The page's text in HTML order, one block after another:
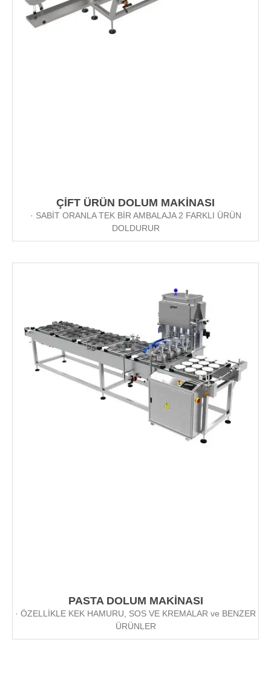
ÇİFT ÜRÜN DOLUM MAKİNASI
· SABİT ORANLA TEK BİR AMBALAJA 2 FARKLI ÜRÜN
DOLDURUR
PASTA DOLUM MAKİNASI
· ÖZELLİKLE KEK HAMURU, SOS VE KREMALAR ve BENZER
ÜRÜNLER